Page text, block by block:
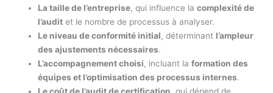
La taille de l’entreprise, qui influence lacomplexité de
l’audit et le nombre de processus à analyser.
Le niveau de conformité initial, déterminant l’ampleur
des ajustements nécessaires.
L’accompagnement choisi, incluant laformation des
équipes et l’optimisation des processus internes.